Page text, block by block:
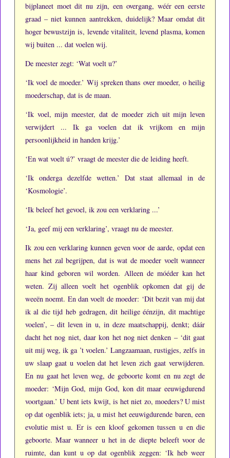
bijplaneet moet dit nu zijn, een overgang, wéér een eerste
graad – niet kunnen aantrekken, duidelijk? Maar omdat dit
hoger bewustzijn is, levende vitaliteit, levend plasma, komen
wij buiten ... dat voelen wij.
De meester zegt: ‘Wat voelt u?’
‘Ik voel de moeder.’ Wij spreken thans over moeder, o heilig
moederschap, dat is de maan.
‘Ik voel, mijn meester, dat de moeder zich uit mijn leven
verwijdert ... Ik ga voelen dat ik vrijkom en mijn
persoonlijkheid in handen krijg.’
‘En wat voelt ú?’ vraagt de meester die de leiding heeft.
‘Ik onderga dezelfde wetten.’ Dat staat allemaal in de
‘Kosmologie’.
‘Ik beleef het gevoel, ik zou een verklaring ...’
‘Ja, geef mij een verklaring’, vraagt nu de meester.
Ik zou een verklaring kunnen geven voor de aarde, opdat een
mens het zal begrijpen, dat is wat de moeder voelt wanneer
haar kind geboren wil worden. Alleen de móéder kan het
weten. Zij alleen voelt het ogenblik opkomen dat gij de
weeën noemt. En dan voelt de moeder: ‘Dit bezit van mij dat
ik al die tijd heb gedragen, dit heilige éénzijn, dit machtige
voelen’, – dit leven in u, in deze maatschappij, denkt; dáár
dacht het nog niet, daar kon het nog niet denken – ‘dit gaat
uit mij weg, ik ga ’t voelen.’ Langzaamaan, rustigjes, zelfs in
uw slaap gaat u voelen dat het leven zich gaat verwijderen.
En nu gaat het leven weg, de geboorte komt en nu zegt de
moeder: ‘Mijn God, mijn God, kon dit maar eeuwigdurend
voortgaan.’ U bent iets kwijt, is het niet zo, moeders?U mist
op dat ogenblik iets; ja, u mist het eeuwigdurende baren, een
evolutie mist u. Er is een kloof gekomen tussen u en die
geboorte. Maar wanneer u het in de diepte beleeft voor de
ruimte, dan kunt u op dat ogenblik zeggen: ‘Ik heb weer